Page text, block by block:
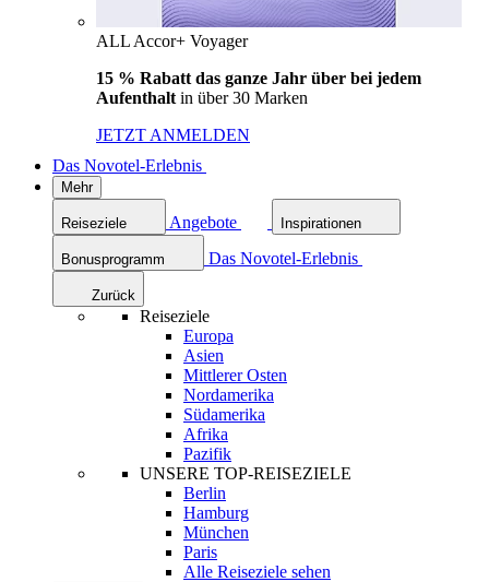
ALL Accor+ Voyager
15 % Rabatt das ganze Jahr über bei jedem
Aufenthalt in über 30 Marken
JETZT ANMELDEN
Das Novotel-Erlebnis
Mehr
Reiseziele Angebote Inspirationen
Bonusprogramm Das Novotel-Erlebnis
Zurück
Reiseziele
Europa
Asien
Mittlerer Osten
Nordamerika
Südamerika
Afrika
Pazifik
UNSERE TOP-REISEZIELE
Berlin
Hamburg
München
Paris
Alle Reiseziele sehen